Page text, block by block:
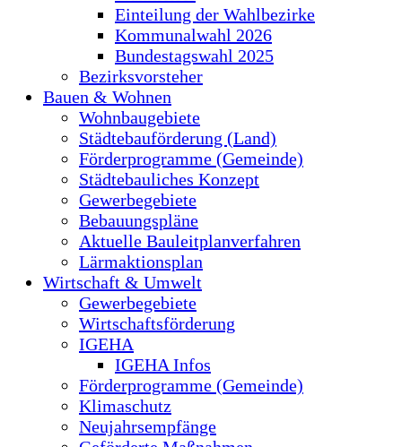
Einteilung der Wahlbezirke
Kommunalwahl 2026
Bundestagswahl 2025
Bezirksvorsteher
Bauen & Wohnen
Wohnbaugebiete
Städtebauförderung (Land)
Förderprogramme (Gemeinde)
Städtebauliches Konzept
Gewerbegebiete
Bebauungspläne
Aktuelle Bauleitplanverfahren
Lärmaktionsplan
Wirtschaft & Umwelt
Gewerbegebiete
Wirtschaftsförderung
IGEHA
IGEHA Infos
Förderprogramme (Gemeinde)
Klimaschutz
Neujahrsempfänge